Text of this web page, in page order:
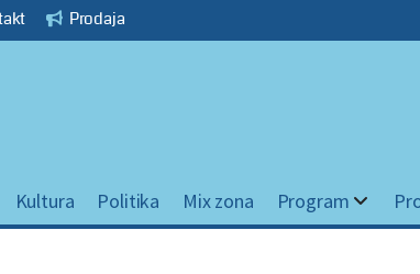
Prodaja
Kultura Politika Mix zona Program